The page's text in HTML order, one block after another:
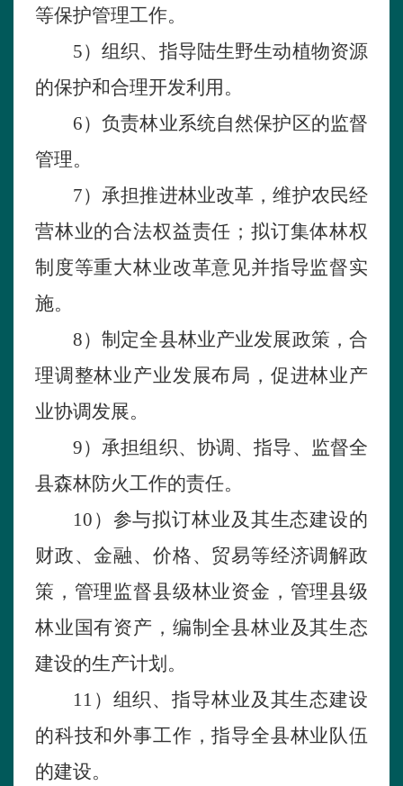
等保护管理工作。
5）组织、指导陆生野生动植物资源
的保护和合理开发利用。
6）负责林业系统自然保护 区的监督
管理。
7）承担推进林业改革 ，维护农民经
营林业的合法权益责任；拟订集体林权
制 度等重大林业改革意 见并指导监督实
施。
8）制 定全县林业产业发展政策 ，合
理调整林业产业发展布局 ， 促进林业产
业协调发展。
9）承担组织、 协调 、指导、 监督全
县森林防火工作的责任。
10） 参与拟订林业及其生态建设的
财政、金融、价格、 贸易等经济调解政
策 ，管理 监督县级林业资金，管理县级
林业国有资产 ， 编制全县林业及其生态
建设的生产计划。
11） 组织、指导林业及其生态建设
的科技和外事工作，指导全县林业 队伍
的建设。